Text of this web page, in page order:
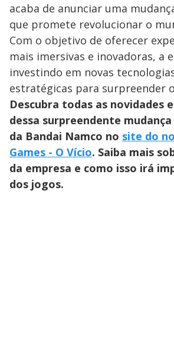
acaba de anunciar uma
que promete revolucionar o
Com o objetivo de oferecer
mais imersivas e inovadoras, a
investindo em novas
estratégicas para surpreender
Descubra todas as novidades
dessa surpreendente
da Bandai Namco no site do
Games - O Vício. Saiba mais
da empresa e como isso irá
dos jogos.